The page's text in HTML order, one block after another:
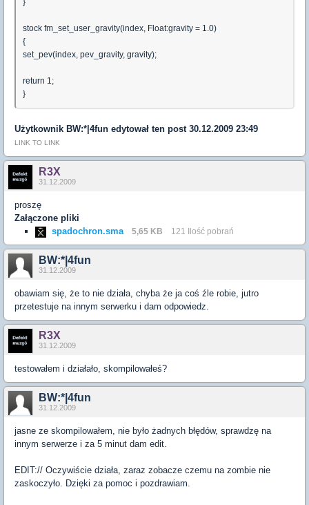
}
stock fm_set_user_gravity(index, Float:gravity = 1.0)
{
set_pev(index, pev_gravity, gravity);
return 1;
}
Użytkownik BW:*|4fun edytował ten post 30.12.2009 23:49
LINK TO LINK
R3X
31.12.2009
proszę
Załączone pliki
spadochron.sma
5,65 KB 121 Ilość pobrań
BW:*|4fun
31.12.2009
obawiam się, że to nie działa, chyba że ja coś źle robie, jutro
przetestuje na innym serwerku i dam odpowiedz.
R3X
31.12.2009
testowałem i działało, skompilowałeś?
BW:*|4fun
31.12.2009
jasne ze skompilowałem, nie było żadnych błędów, sprawdzę na
innym serwerze i za 5 minut dam edit.
EDIT:// Oczywiście działa, zaraz zobacze czemu na zombie nie
zaskoczyło. Dzięki za pomoc i pozdrawiam.